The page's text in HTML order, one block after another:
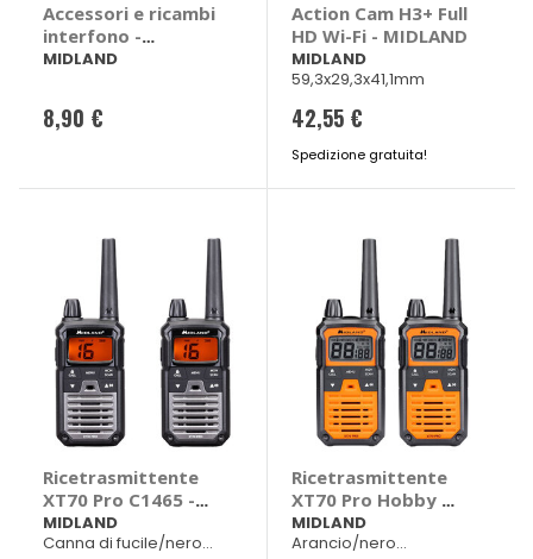
Accessori e ricambi
interfono -
MIDLAND
MIDLAND
8,90 €
Action Cam H3+ Full
HD Wi-Fi - MIDLAND
MIDLAND
59,3x29,3x41,1mm
42,55 €
Spedizione gratuita!
Ricetrasmittente
XT70 Pro C1465 -
MIDLAND
MIDLAND
Canna di fucile/nero
Ricetrasmittente
XT70 Pro Hobby &
Work C1465.1 -
MIDLAND
MIDLAND
Arancio/nero